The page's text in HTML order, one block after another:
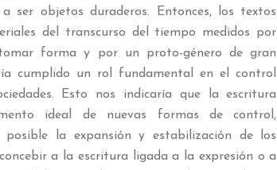
ser objetos duraderos. Entonces, los textos
del transcurso del tiempo medidos por
forma y por un proto-género de gran
cumplido un rol fundamental en el control
Esto nos indicaría que la escritura
ideal de nuevas formas de control,
la expansión y estabilización de los
a la escritura ligada a la expresión o a